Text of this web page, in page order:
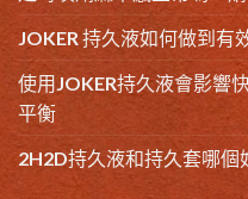
JOKER 持久液如何做到有
使用JOKER持久液會影響
平衡
2H2D持久液和持久套哪個